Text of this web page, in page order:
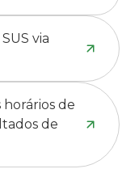
via
horários de
de